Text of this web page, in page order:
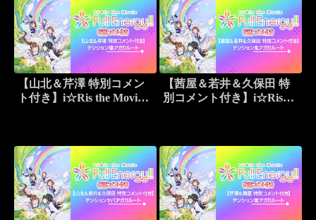
【山北＆芹澤 特別コメン
ト付き】i☆Ris the Movie –
【茜屋＆若井＆久保田 特
別コメント付き】i☆Ris